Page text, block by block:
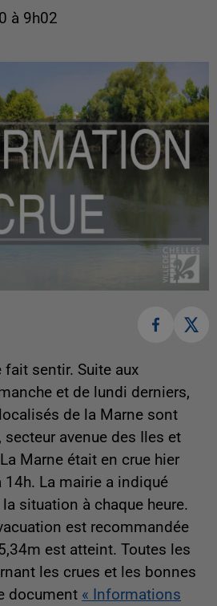
à 9h02
fait sentir. Suite aux
et de lundi derniers,
de la Marne sont
avenue des Iles et
Marne était en crue hier
14h. La mairie a indiqué
situation à chaque heure.
est recommandée
est atteint. Toutes les
les crues et les bonnes
document « Informations